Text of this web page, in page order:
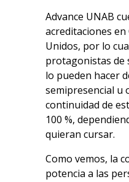
Advance UNAB
acreditaciones en
Unidos, por lo
protagonistas de
lo pueden hacer
semipresencial u
continuidad de
100 %,
quieran cursar.
Como vemos, la
potencia a las